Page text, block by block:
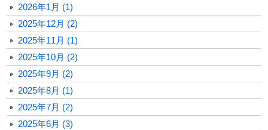
2026年1月 (1)
2025年12月 (2)
2025年11月 (1)
2025年10月 (2)
2025年9月 (2)
2025年8月 (1)
2025年7月 (2)
2025年6月 (3)